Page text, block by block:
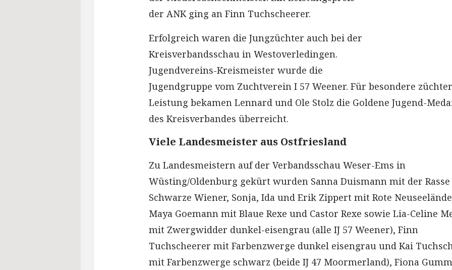
der ANK ging an Finn Tuchscheerer.
Erfolgreich waren die Jungzüchter auch bei der
Kreisverbandsschau in Westoverledingen.
Jugendvereins-Kreismeister wurde die
Jugendgruppe vom Zuchtverein I 57 Weener. Für besondere
Leistung bekamen Lennard und Ole Stolz die Goldene Jugend-
des Kreisverbandes überreicht.
Viele Landesmeister aus Ostfriesland
Zu Landesmeistern auf der Verbandsschau Weser-Ems in
Wüsting/Oldenburg gekürt wurden Sanna Duismann mit der Rasse
Schwarze Wiener, Sonja, Ida und Erik Zippert mit Rote
Maya Goemann mit Blaue Rexe und Castor Rexe sowie Lia-Celine
mit Zwergwidder dunkel-eisengrau (alle IJ 57 Weener), Finn
Tuchscheerer mit Farbenzwerge dunkel eisengrau und Kai
mit Farbenzwerge schwarz (beide IJ 47 Moormerland), Fiona